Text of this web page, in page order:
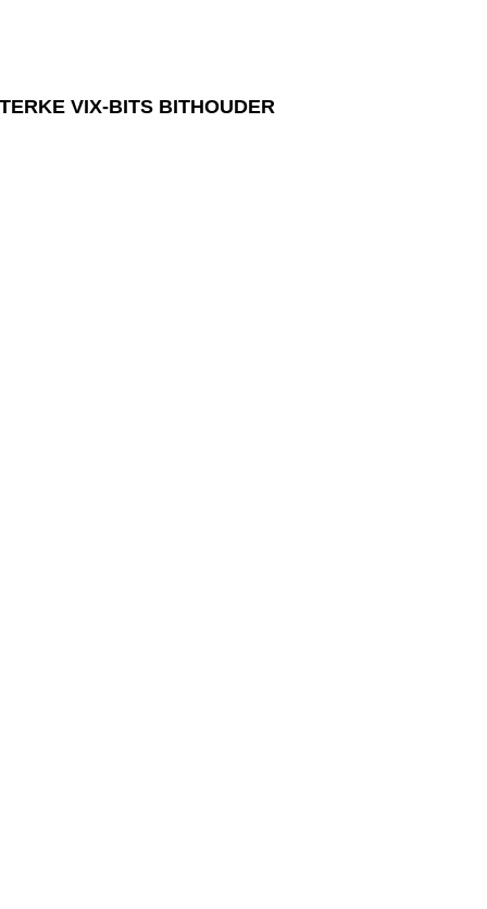
VIX-BITS BITHOUDER